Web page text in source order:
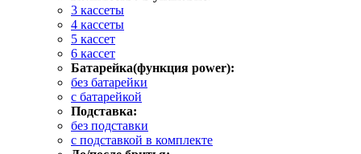
3 кассеты
4 кассеты
5 кассет
6 кассет
Батарейка(функция power):
без батарейки
с батарейкой
Подставка:
без подставки
с подставкой в комплекте